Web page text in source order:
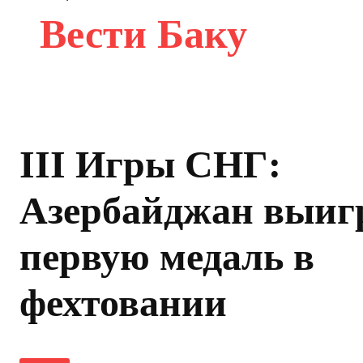
Вести Баку
III Игры СНГ:
Азербайджан
первую медаль в
фехтовании